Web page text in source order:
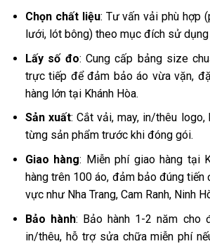
Chọn chất liệu: Tư vấn vải phù hợp
lưới, lót bông) theo mục đích sử dụng
Lấy số đo: Cung cấp bảng size
trực tiếp để đảm bảo áo vừa vặn,
hàng lớn tại Khánh Hòa.
Sản xuất: Cắt vải, may, in/thêu
từng sản phẩm trước khi đóng gói.
Giao hàng: Miễn phí giao hàng tại
hàng trên 100 áo, đảm bảo đúng tiến
vực như Nha Trang, Cam Ranh, Ninh
Bảo hành: Bảo hành 1-2 năm cho
in/thêu, hỗ trợ sửa chữa miễn phí